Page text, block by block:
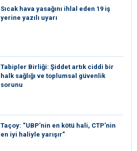
Sıcak hava yasağını ihlal eden 19 iş
yerine yazılı uyarı
Tabipler Birliği: Şiddet artık ciddi bir
halk sağlığı ve toplumsal güvenlik
sorunu
Taçoy: “UBP’nin en kötü hali, CTP’nin
en iyi haliyle yarışır”